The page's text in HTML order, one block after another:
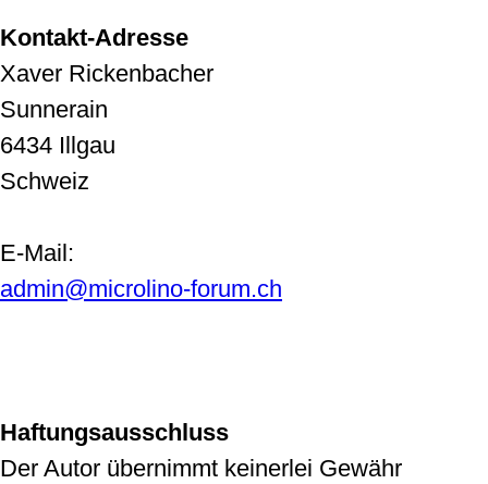
Kontakt-Adresse
Xaver Rickenbacher
Sunnerain
6434 Illgau
Schweiz
E-Mail:
admin@microlino-forum.ch
Haftungsausschluss
Der Autor übernimmt keinerlei Gewähr